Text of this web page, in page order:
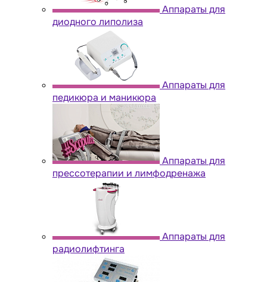
Аппараты для
диодного липолиза
Аппараты для
педикюра и маникюра
Аппараты для
прессотерапии и лимфодренажа
Аппараты для
радиолифтинга